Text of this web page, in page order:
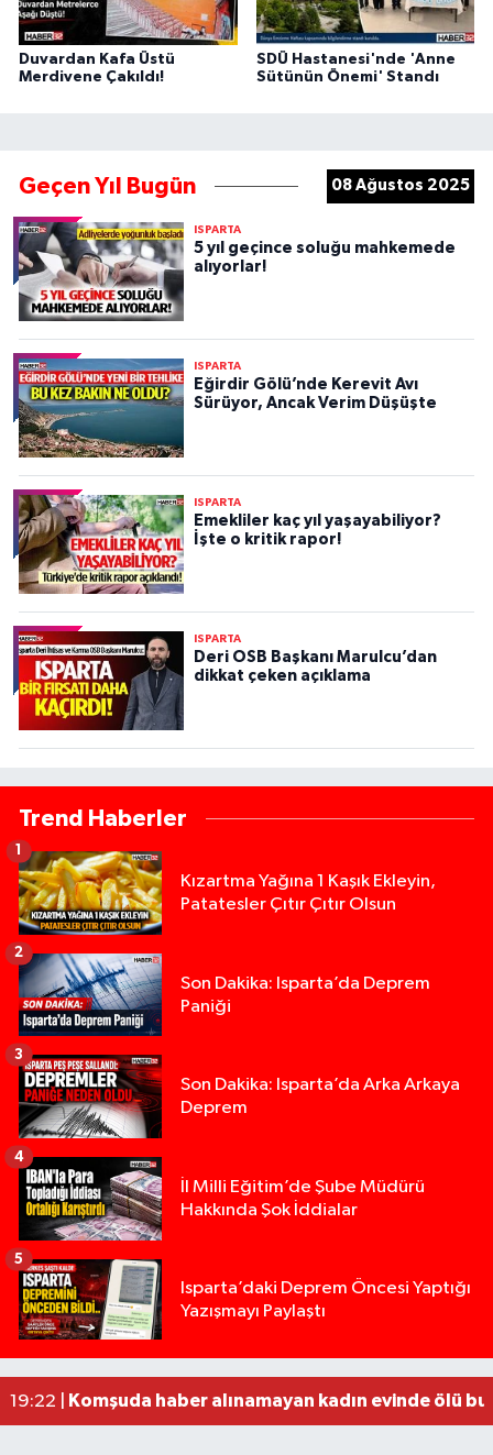
Duvardan Kafa Üstü
Merdivene Çakıldı!
SDÜ Hastanesi'nde 'Anne
Sütünün Önemi' Standı
Geçen Yıl Bugün 08 Ağustos 2025
ISPARTA
5 yıl geçince soluğu mahkemede
alıyorlar!
ISPARTA
Eğirdir Gölü’nde Kerevit Avı
Sürüyor, Ancak Verim Düşüşte
ISPARTA
Emekliler kaç yıl yaşayabiliyor?
İşte o kritik rapor!
ISPARTA
Deri OSB Başkanı Marulcu’dan
dikkat çeken açıklama
Trend Haberler
Kızartma Yağına 1 Kaşık Ekleyin,
Patatesler Çıtır Çıtır Olsun
1
Son Dakika: Isparta’da Deprem
Paniği
2
Son Dakika: Isparta’da Arka Arkaya
Deprem
3
İl Milli Eğitim’de Şube Müdürü
Hakkında Şok İddialar
4
Isparta’daki Deprem Öncesi Yaptığı
Yazışmayı Paylaştı
5
13:00 |Yığılca'da kardeşler arasındaki silahlı kavgada
12:48 |Tur teknesi çalışanlarının birbirine girdiği kavga
02:26 |MOTOSİKLETLE ÇARPIŞAN OTOMOBİL GÜL
19:22 |
Komşuda haber alınamayan kadın evinde ölü